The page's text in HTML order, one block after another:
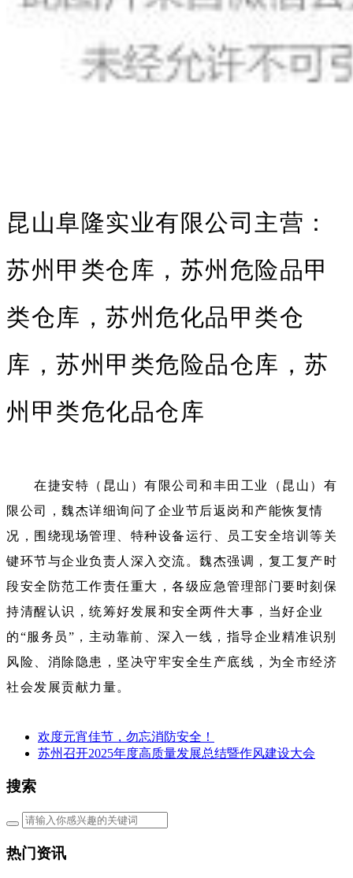
昆山阜隆实业有限公司主营：
苏州甲类仓库，苏州危险品甲
类仓库，苏州危化品甲类仓
库，苏州甲类危险品仓库，苏
州甲类危化品仓库
在捷安特（昆山）有限公司和丰田工业（昆山）有
限公司，魏杰详细询问了企业节后返岗和产能恢复情
况，围绕现场管理、特种设备运行、员工安全培训等关
键环节与企业负责人深入交流。魏杰强调，复工复产时
段安全防范工作责任重大，各级应急管理部门要时刻保
持清醒认识，统筹好发展和安全两件大事，当好企业
的“服务员”，主动靠前、深入一线，指导企业精准识别
风险、消除隐患，坚决守牢安全生产底线，为全市经济
社会发展贡献力量。
欢度元宵佳节，勿忘消防安全！
苏州召开2025年度高质量发展总结暨作风建设大会
搜索
热门资讯